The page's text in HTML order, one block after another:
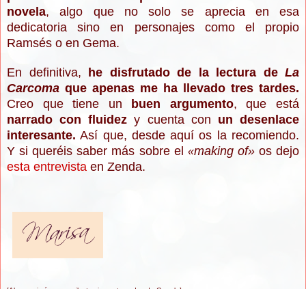
novela, algo que no solo se aprecia en esa
dedicatoria sino en personajes como el propio
Ramsés o en Gema.
En definitiva, he disfrutado de la lectura de La
Carcoma que apenas me ha llevado tres tardes.
Creo que tiene un buen argumento, que está
narrado con fluidez y cuenta con un desenlace
interesante. Así que, desdeaquí os la recomiendo.
Y si queréissaber más sobre el «making of»os dejo
esta entrevista en Zenda.